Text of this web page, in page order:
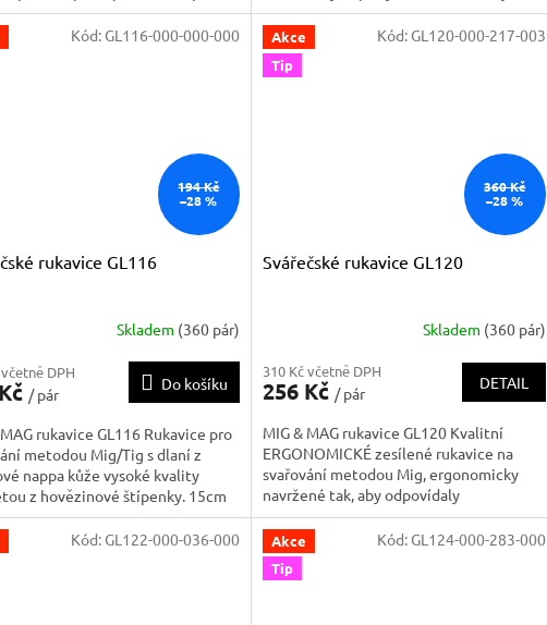
nití. Velikost: 10" V
s požadavky normy EN 12477 B
B 3111 31XX3X
dlani, bavlněná podšívka manžety.
Velikost 10" Balení : 12 párů Kompletně
šité kevlarovou nití.V souladu s
požadavky normy EN 12477 A...
194 Kč
–28 %
rukavice GL116
Skladem (360 pár)
DPH
/ pár
Do košíku
rukavice GL116 Rukavice pro
metodou Mig/Tig s dlaní z
nappa kůže vysoké kvality
z hovězinové štípenky. 15cm
manžeta, šité kevlarovou nití,
pohyblivý palec, vyztužená
zápěstí. Podšívka z žerzeje
Kód: GL116-000-000-000
Akce
Tip
360 Kč
–28 %
Svářečské rukavice GL120
produktu
je
z
5
hvězdiček.
Skladem (360 pár)
310 Kč včetně DPH
256 Kč / pár
DETAIL
MIG & MAG rukavice GL120 Kvalitní
ERGONOMICKÉ zesílené rukavice na
svařování metodou Mig, ergonomicky
navržené tak, aby odpovídaly
přirozenému zakřivení ruky, vyrobené z
výběrové vazové hovězinové štípenky
vysoké kvality, plně lemované prsty a švy,
zesílená mezera mezi palcem a...
Kód: GL120-000-217-003
Kód: GL122-000-036-000
Akce
Tip
Kód: GL124-000-283-000